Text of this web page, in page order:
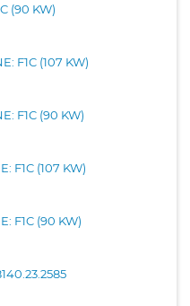
(90 KW)
F1C (107 KW)
F1C (90 KW)
F1C (107 KW)
F1C (90 KW)